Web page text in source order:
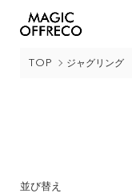
TOP ジャグリング
並び替え